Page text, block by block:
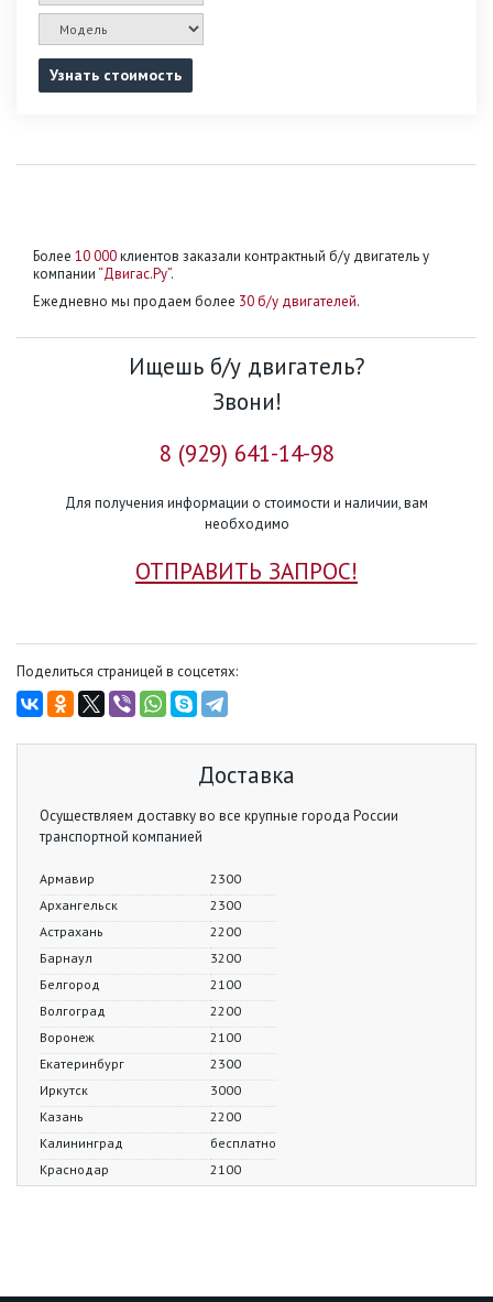
Узнать стоимость
Более 10 000клиентов заказали контрактный б/у двигатель у
компании “Двигас.Ру”.
Ежедневно мы продаем более 30 б/у двигателей.
Ищешь б/у двигатель?
Звони!
8 (929) 641-14-98
Для получения информации о стоимости и наличии, вам
необходимо
ОТПРАВИТЬ ЗАПРОС!
Поделиться страницей в соцсетях:
Доставка
Осуществляем доставку во все крупные города России
транспортной компанией
Армавир
2300
Архангельск
2300
Астрахань
2200
Барнаул
3200
Белгород
2100
Волгоград
2200
Воронеж
2100
Екатеринбург
2300
Иркутск
3000
Казань
2200
Калининград
бесплатно
Краснодар
2100